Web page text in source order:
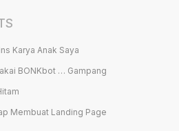
Karya Anak Saya
BONKbot … Gampang
Membuat Landing Page